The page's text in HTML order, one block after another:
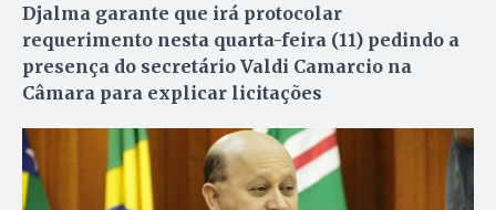
Djalma garante que irá protocolar
requerimento nesta quarta-feira (11) pedindo a
presença do secretário Valdi Camarcio na
Câmara para explicar licitações